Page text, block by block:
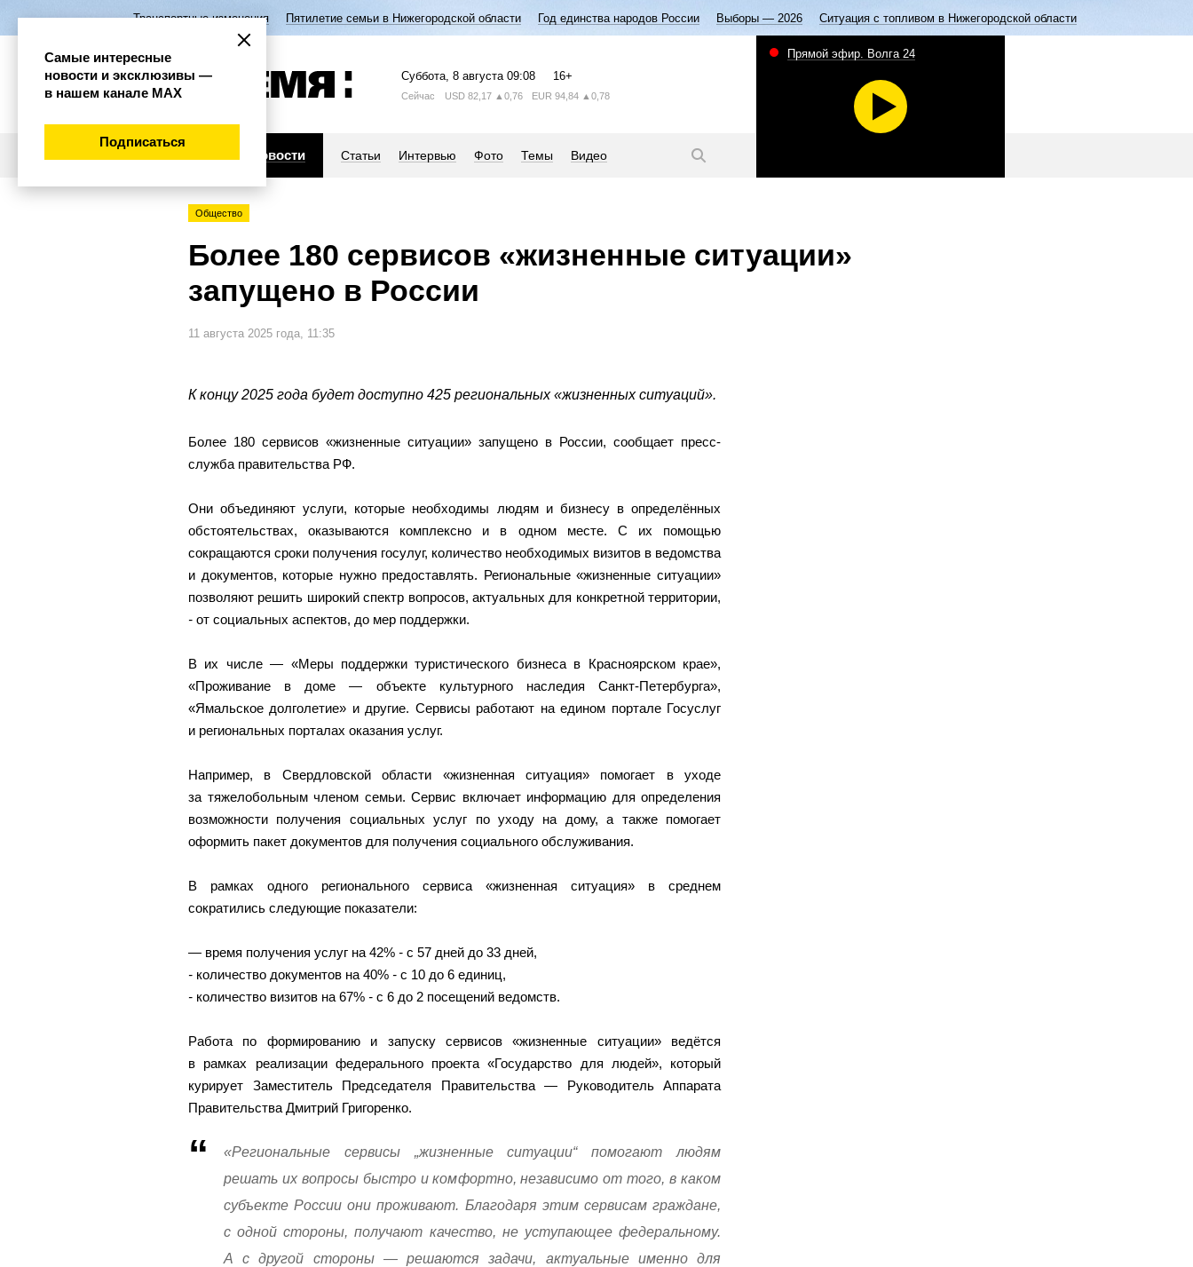
Транспортные изменения Пятилетие семьи в Нижегородской области Год единства народов России Выборы — 2026 Ситуация с топливом в Нижегородской области
Суббота, 8 августа 09:08 16+
Сейчас USD 82,17 ▲0,76 EUR 94,84 ▲0,78
Новости Статьи Интервью Фото Темы Видео
Прямой эфир. Волга 24
Общество
Более 180 сервисов «жизненные ситуации»
запущено в России
11 августа 2025 года, 11:35
К концу 2025 года будет доступно 425 региональных «жизненных ситуаций».
Более 180 сервисов «жизненные ситуации» запущено в России, сообщает пресс-
служба правительства РФ.
Они объединяют услуги, которые необходимы людям и бизнесу в определённых
обстоятельствах, оказываются комплексно и в одном месте. С их помощью
сокращаются сроки получения госулуг, количество необходимых визитов в ведомства
и документов, которые нужно предоставлять. Региональные «жизненные ситуации»
позволяют решить широкий спектр вопросов, актуальных для конкретной территории,
- от социальных аспектов, до мер поддержки.
В их числе — «Меры поддержки туристического бизнеса в Красноярском крае»,
«Проживание в доме — объекте культурного наследия Санкт-Петербурга»,
«Ямальское долголетие» и другие. Сервисы работают на едином портале Госуслуг
и региональных порталах оказания услуг.
Например, в Свердловской области «жизненная ситуация» помогает в уходе
за тяжелобольным членом семьи. Сервис включает информацию для определения
возможности получения социальных услуг по уходу на дому, а также помогает
оформить пакет документов для получения социального обслуживания.
В рамках одного регионального сервиса «жизненная ситуация» в среднем
сократились следующие показатели:
— время получения услуг на 42% - с 57 дней до 33 дней,
- количество документов на 40% - с 10 до 6 единиц,
- количество визитов на 67% - с 6 до 2 посещений ведомств.
Работа по формированию и запуску сервисов «жизненные ситуации» ведётся
в рамках реализации федерального проекта «Государство для людей», который
курирует Заместитель Председателя Правительства — Руководитель Аппарата
Правительства Дмитрий Григоренко.
«Региональные сервисы „жизненные ситуации“ помогают людям
решать их вопросы быстро и комфортно, независимо от того, в каком
субъекте России они проживают. Благодаря этим сервисам граждане,
с одной стороны, получают качество, не уступающее федеральному.
А с другой стороны — решаются задачи, актуальные именно для
Самые интересные
новости и эксклюзивы —
в нашем канале МАХ
Подписаться